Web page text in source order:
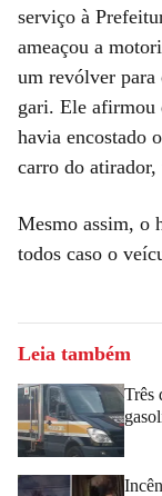
serviço à
ameaçou a
um revólver para
gari. Ele afirmou
havia encostado
carro do
Mesmo assim, o
todos caso o
Leia também
Três